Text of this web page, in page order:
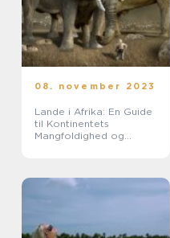
08. november 2023
Lande i Afrika: En Guide
til Kontinentets
Mangfoldighed og